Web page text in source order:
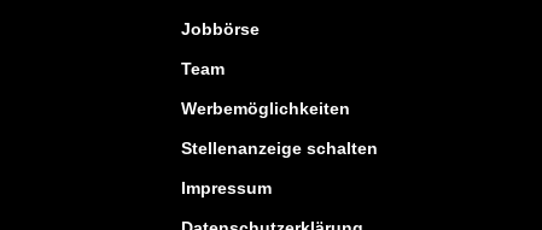
Jobbörse
Team
Werbemöglichkeiten
Stellenanzeige schalten
Impressum